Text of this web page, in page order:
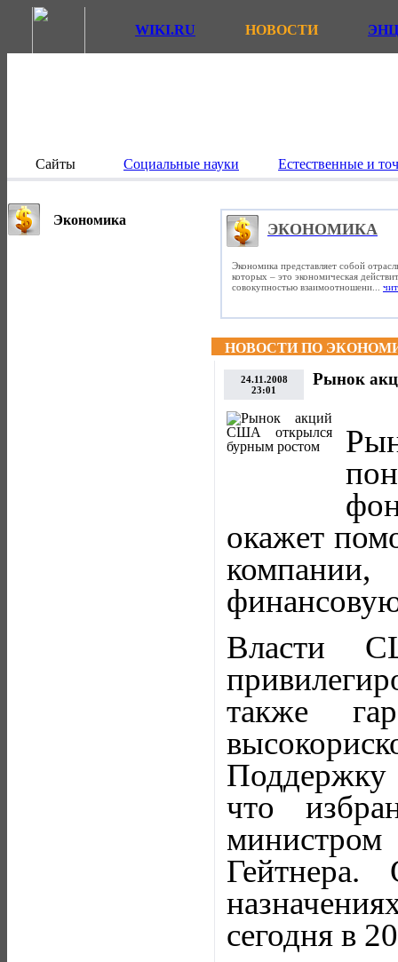
WIKI.RU НОВОСТИ
Сайты Социальные науки Естественные и
Экономика
ЭКОНОМИКА
Экономика представляет собой
которых – это экономическая
совокупностью взаимоотношени...
НОВОСТИ ПО
24.11.2008
23:01
Рынок
окажет
Власти
также
что
сегодня в